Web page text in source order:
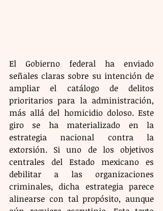
El Gobierno federal ha enviado
señales claras sobre su intención de
ampliar el catálogo de delitos
prioritarios para la administración,
más allá del homicidio doloso. Este
giro se ha materializado en la
estrategia nacional contra la
extorsión. Si uno de los objetivos
centrales del Estado mexicano es
debilitar a las organizaciones
criminales, dicha estrategia parece
alinearse con tal propósito, aunque